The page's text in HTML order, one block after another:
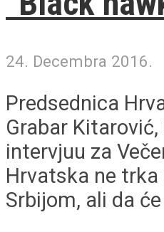
24. Decembra 2016.
Predsednica
Grabar Kitarović,
intervjuu za
Hrvatska ne
Srbijom, ali da